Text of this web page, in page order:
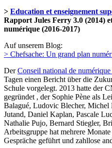
> Education et enseignement
Rapport Jules Ferry 3.0 (2014)
numérique (2016-2017)
Auf unserem Blog:
> Chefsache: Un grand plan
DerConseil national de
Tagen einen Bericht über die
Schule vorgelegt. 2013 hatte der
gegründet , der Sophie Pène als
Balagué, Ludovic Blecher,
Jutand, Daniel Kaplan, Pascale
Nathalie Pujo, Bernard Stiegler,
Arbeitsgruppe hat mehrere
Gespräche geführt und zahllose